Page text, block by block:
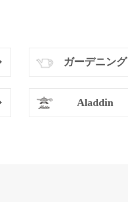
ガーデニング
Aladdin